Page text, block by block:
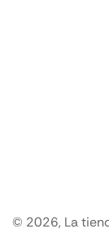
© 2026, La